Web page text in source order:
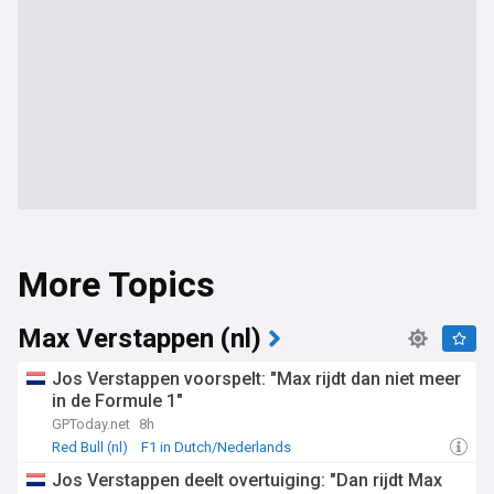
More Topics
Max Verstappen (nl)
Jos Verstappen voorspelt: "Max rijdt dan niet meer
in de Formule 1"
GPToday.net 8h
Red Bull (nl)
F1 in Dutch/Nederlands
Jos Verstappen deelt overtuiging: "Dan rijdt Max